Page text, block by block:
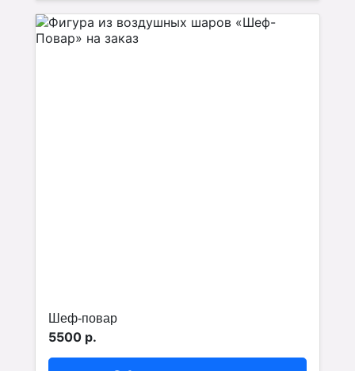
Шеф-повар
5500 р.